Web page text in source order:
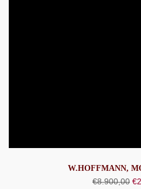
W.HOFFMANN,
€8.900,00 €